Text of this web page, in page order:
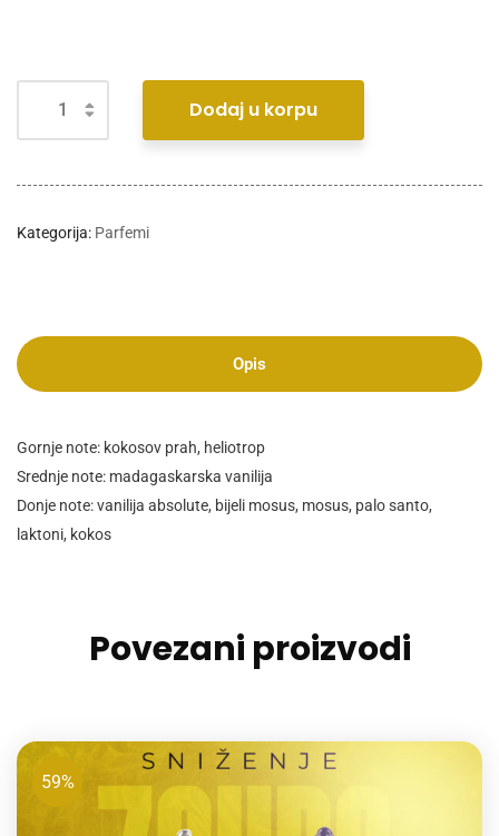
Dodaj u korpu
Kategorija: Parfemi
Opis
Gornje note: kokosov prah, heliotrop
Srednje note: madagaskarska vanilija
Donje note: vanilija absolute, bijeli mosus, mosus, palo santo,
laktoni, kokos
Povezani proizvodi
59%